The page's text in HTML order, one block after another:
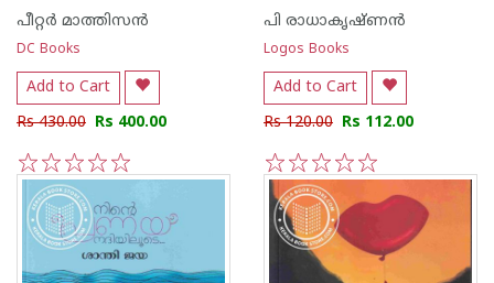
പീറ്റര്‍ മാത്തിസന്‍
DC Books
Add to Cart
Rs 430.00 Rs 400.00
5
4
3
2
1
പി രാധാകൃഷ്ണന്‍
Logos Books
Add to Cart
Rs 120.00 Rs 112.00
5
4
3
2
1